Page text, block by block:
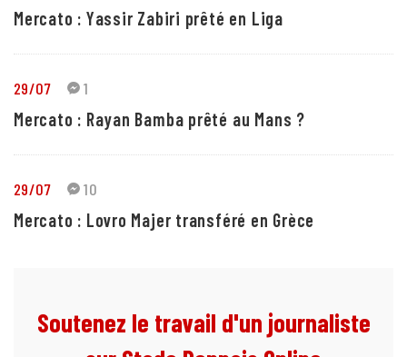
Mercato : Yassir Zabiri prêté en Liga
29/07 1
Mercato : Rayan Bamba prêté au Mans ?
29/07 10
Mercato : Lovro Majer transféré en Grèce
Soutenez le travail d'un journaliste